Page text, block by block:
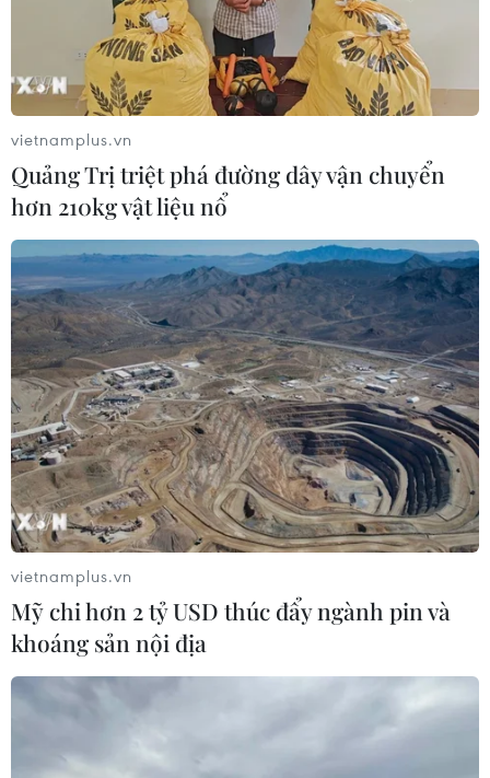
vietnamplus.vn
Quảng Trị triệt phá đường dây vận chuyển
hơn 210kg vật liệu nổ
vietnamplus.vn
Mỹ chi hơn 2 tỷ USD thúc đẩy ngành pin và
khoáng sản nội địa